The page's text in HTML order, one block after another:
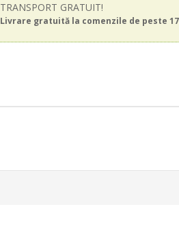
TRANSPORT GRATUIT!
Livrare gratuită la comenzile de peste